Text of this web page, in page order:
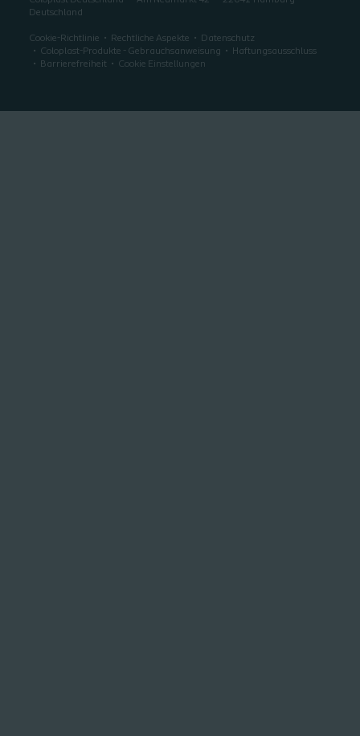
Deutschland
Cookie-Richtlinie Rechtliche Aspekte
Datenschutz
Coloplast-Produkte - Gebrauchsanweisung
Haftungsausschluss
Barrierefreiheit
Cookie Einstellungen